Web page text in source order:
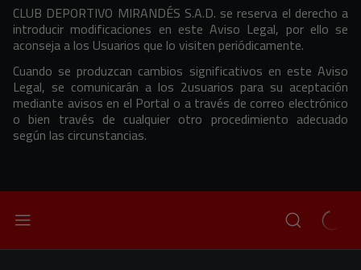
CLUB DEPORTIVO MIRANDÉS S.A.D. se reserva el derecho a
introducir modificaciones en este Aviso Legal, por ello se
aconseja a los Usuarios que lo visiten periódicamente.
Cuando se produzcan cambios significativos en este Aviso
Legal, se comunicarán a los 2usuarios para su aceptación
mediante avisos en el Portal o a través de correo electrónico
o bien través de cualquier otro procedimiento adecuado
según las circunstancias.